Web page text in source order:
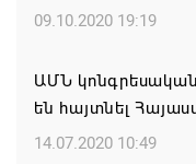
դոլարի
բնակարանների
09.10.2020 19:19
ԱՄՆ
են հայտնել
14.07.2020 10:49